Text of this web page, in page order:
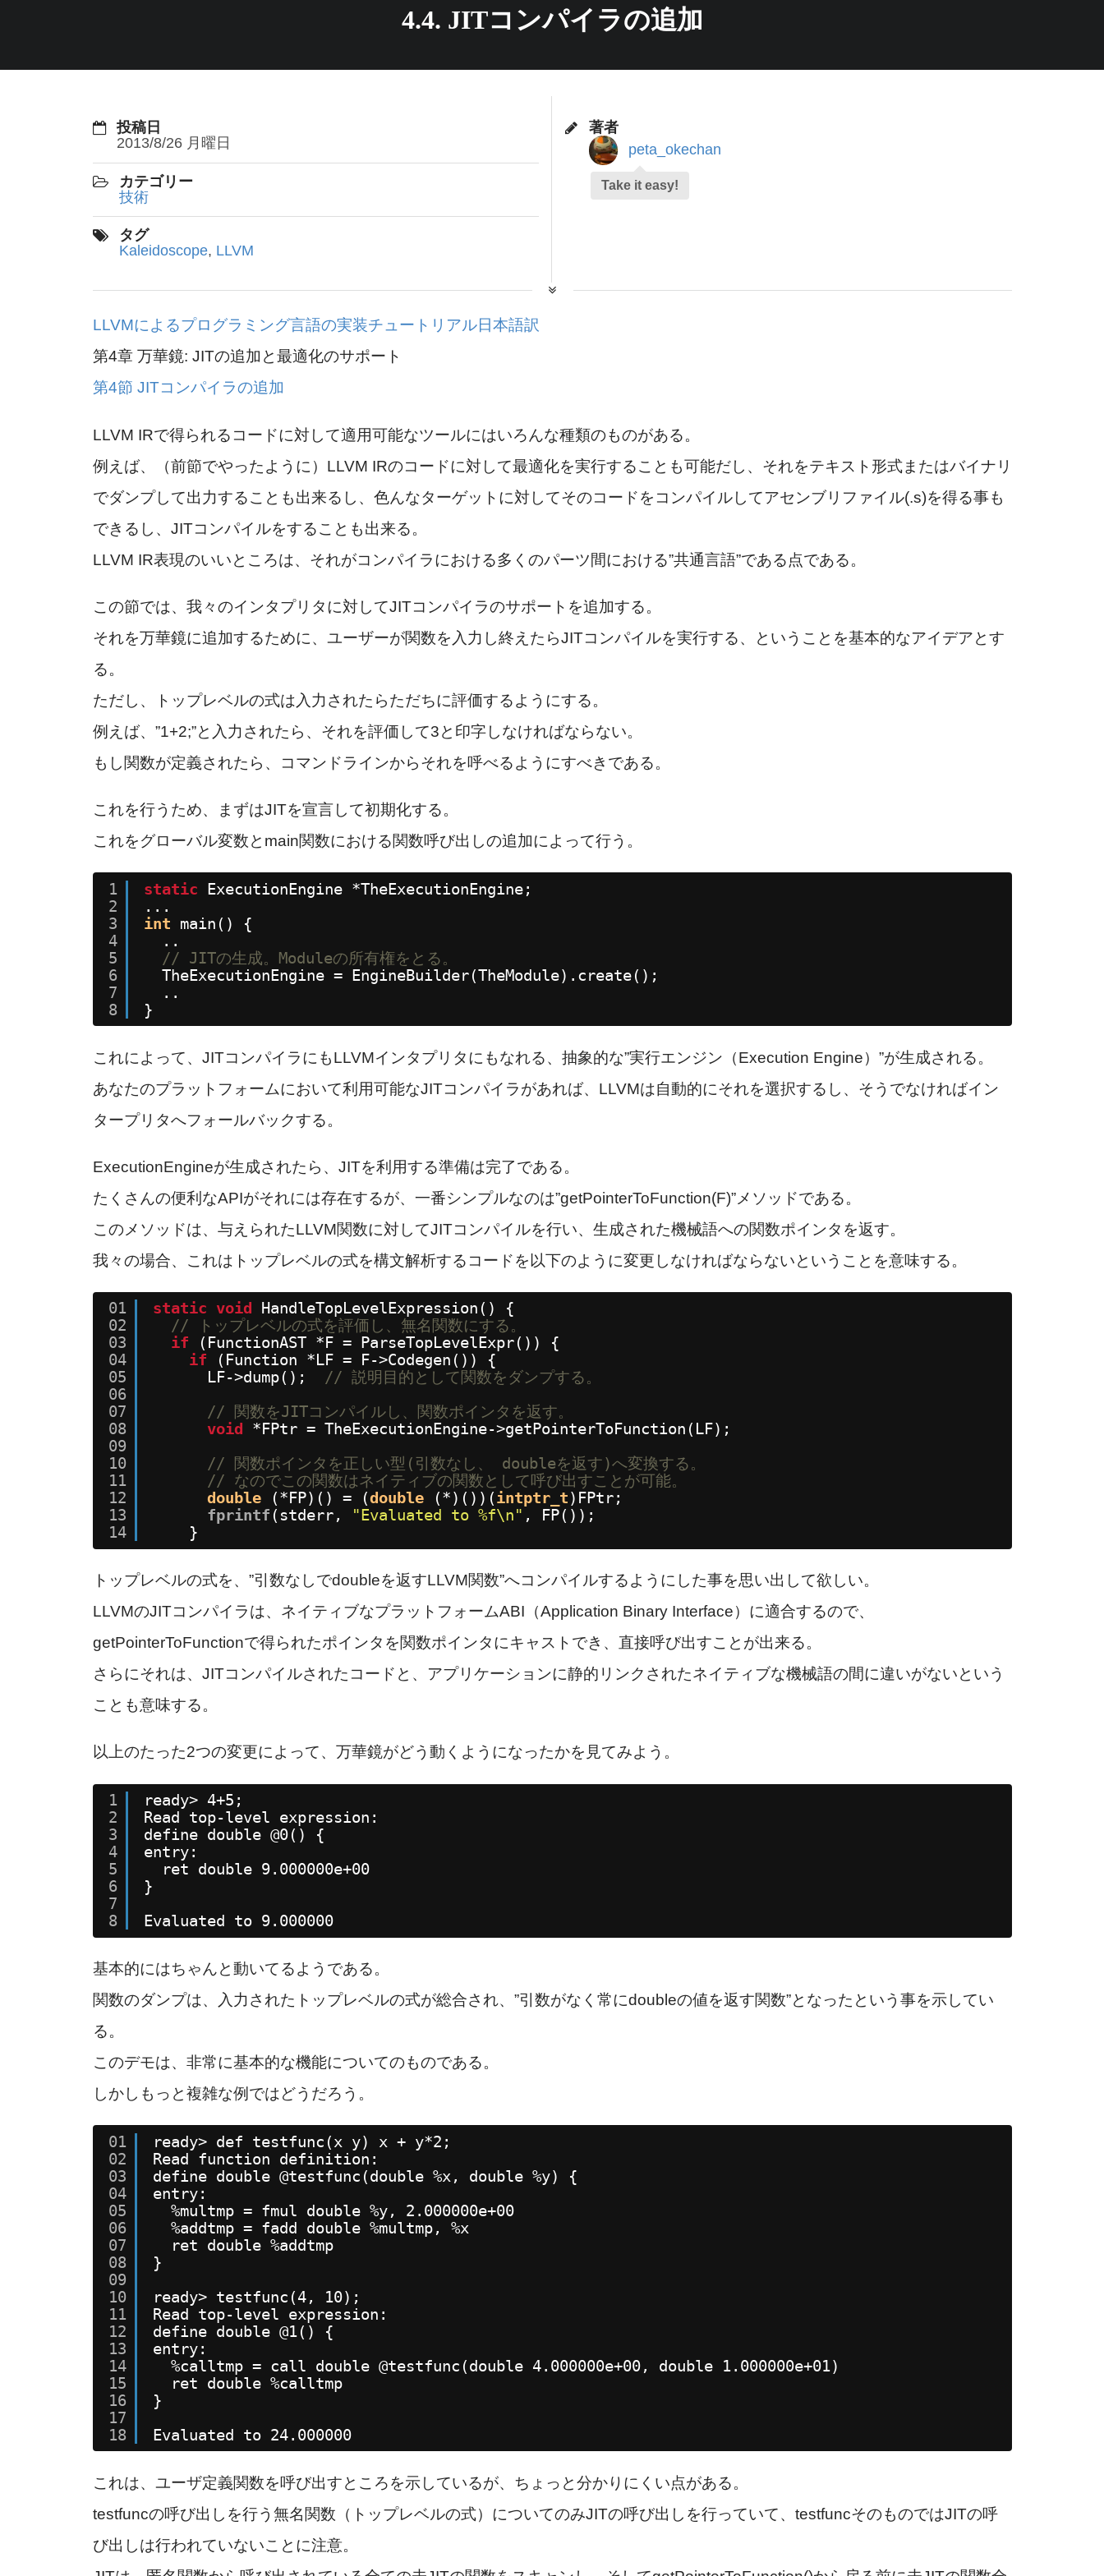
4.4. JITコンパイラの追加
投稿日
2013/8/26 月曜日
カテゴリー
技術
タグ
Kaleidoscope, LLVM
著者
peta_okechan
Take it easy!
LLVMによるプログラミング言語の実装チュートリアル日本語訳
第4章 万華鏡: JITの追加と最適化のサポート
第4節 JITコンパイラの追加
LLVM IRで得られるコードに対して適用可能なツールにはいろんな種類のものがある。
例えば、（前節でやったように）LLVM IRのコードに対して最適化を実行することも可能だし、それをテキスト形式またはバイナリ
でダンプして出力することも出来るし、色んなターゲットに対してそのコードをコンパイルしてアセンブリファイル(.s)を得る事も
できるし、JITコンパイルをすることも出来る。
LLVM IR表現のいいところは、それがコンパイラにおける多くのパーツ間における”共通言語”である点である。
この節では、我々のインタプリタに対してJITコンパイラのサポートを追加する。
それを万華鏡に追加するために、ユーザーが関数を入力し終えたらJITコンパイルを実行する、ということを基本的なアイデアとす
る。
ただし、トップレベルの式は入力されたらただちに評価するようにする。
例えば、”1+2;”と入力されたら、それを評価して3と印字しなければならない。
もし関数が定義されたら、コマンドラインからそれを呼べるようにすべきである。
これを行うため、まずはJITを宣言して初期化する。
これをグローバル変数とmain関数における関数呼び出しの追加によって行う。
1
2
3
4
5
6
7
8
static ExecutionEngine *TheExecutionEngine;
...
int main() {
..
// JITの生成。Moduleの所有権をとる。
TheExecutionEngine = EngineBuilder(TheModule).create();
..
}
これによって、JITコンパイラにもLLVMインタプリタにもなれる、抽象的な”実行エンジン（Execution Engine）”が生成される。
あなたのプラットフォームにおいて利用可能なJITコンパイラがあれば、LLVMは自動的にそれを選択するし、そうでなければイン
タープリタへフォールバックする。
ExecutionEngineが生成されたら、JITを利用する準備は完了である。
たくさんの便利なAPIがそれには存在するが、一番シンプルなのは”getPointerToFunction(F)”メソッドである。
このメソッドは、与えられたLLVM関数に対してJITコンパイルを行い、生成された機械語への関数ポインタを返す。
我々の場合、これはトップレベルの式を構文解析するコードを以下のように変更しなければならないということを意味する。
01
02
03
04
05
06
07
08
09
10
11
12
13
14
static void HandleTopLevelExpression() {
// トップレベルの式を評価し、無名関数にする。
if
(FunctionAST *F = ParseTopLevelExpr()) {
if
(Function *LF = F->Codegen()) {
LF->dump();
// 説明目的として関数をダンプする。
// 関数をJITコンパイルし、関数ポインタを返す。
void *FPtr = TheExecutionEngine->getPointerToFunction(LF);
// 関数ポインタを正しい型(引数なし、 doubleを返す)へ変換する。
// なのでこの関数はネイティブの関数として呼び出すことが可能。
double
(*FP)() = (double (*)())(intptr_t)FPtr;
fprintf (stderr, "Evaluated to %f\n" , FP());
}
トップレベルの式を、”引数なしでdoubleを返すLLVM関数”へコンパイルするようにした事を思い出して欲しい。
LLVMのJITコンパイラは、ネイティブなプラットフォームABI（Application Binary Interface）に適合するので、
getPointerToFunctionで得られたポインタを関数ポインタにキャストでき、直接呼び出すことが出来る。
さらにそれは、JITコンパイルされたコードと、アプリケーションに静的リンクされたネイティブな機械語の間に違いがないという
ことも意味する。
以上のたった2つの変更によって、万華鏡がどう動くようになったかを見てみよう。
1
2
3
4
5
6
7
8
ready> 4+5;
Read top-level expression:
define double @0() {
entry:
ret double 9.000000e+00
}
Evaluated to 9.000000
基本的にはちゃんと動いてるようである。
関数のダンプは、入力されたトップレベルの式が総合され、”引数がなく常にdoubleの値を返す関数”となったという事を示してい
る。
このデモは、非常に基本的な機能についてのものである。
しかしもっと複雑な例ではどうだろう。
01
02
03
04
05
06
07
08
09
10
11
12
13
14
15
16
17
18
ready> def testfunc(x y) x + y*2;
Read function definition:
define double @testfunc(double %x, double %y) {
entry:
%multmp = fmul double %y, 2.000000e+00
%addtmp = fadd double %multmp, %x
ret double %addtmp
}
ready> testfunc(4, 10);
Read top-level expression:
define double @1() {
entry:
%calltmp = call double @testfunc(double 4.000000e+00, double 1.000000e+01)
ret double %calltmp
}
Evaluated to 24.000000
これは、ユーザ定義関数を呼び出すところを示しているが、ちょっと分かりにくい点がある。
testfuncの呼び出しを行う無名関数（トップレベルの式）についてのみJITの呼び出しを行っていて、testfuncそのものではJITの呼
び出しは行われていないことに注意。